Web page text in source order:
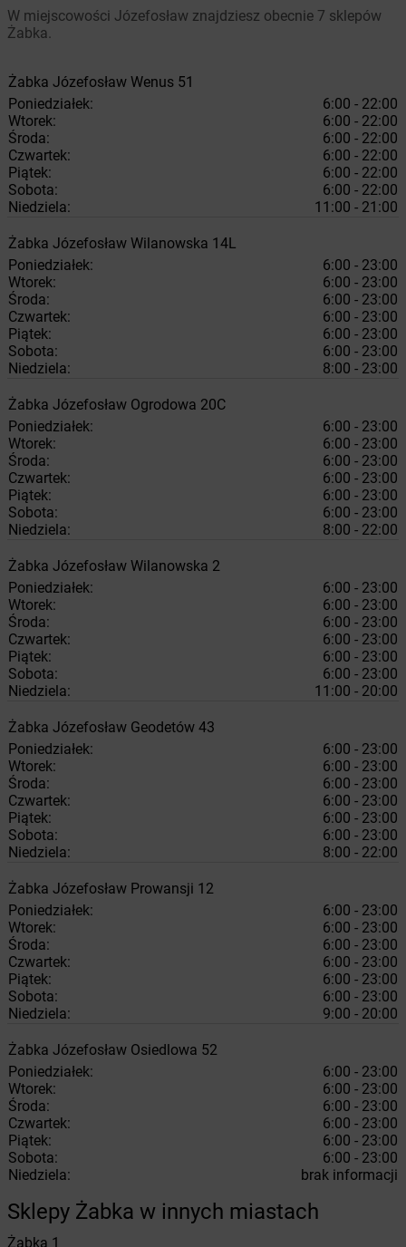
W miejscowości Józefosław znajdziesz obecnie 7 sklepów
Żabka.
Żabka Józefosław Wenus 51
Poniedziałek:
6:00 - 22:00
Wtorek:
6:00 - 22:00
Środa:
6:00 - 22:00
Czwartek:
6:00 - 22:00
Piątek:
6:00 - 22:00
Sobota:
6:00 - 22:00
Niedziela:
11:00 - 21:00
Żabka Józefosław Wilanowska 14L
Poniedziałek:
6:00 - 23:00
Wtorek:
6:00 - 23:00
Środa:
6:00 - 23:00
Czwartek:
6:00 - 23:00
Piątek:
6:00 - 23:00
Sobota:
6:00 - 23:00
Niedziela:
8:00 - 23:00
Żabka Józefosław Ogrodowa 20C
Poniedziałek:
6:00 - 23:00
Wtorek:
6:00 - 23:00
Środa:
6:00 - 23:00
Czwartek:
6:00 - 23:00
Piątek:
6:00 - 23:00
Sobota:
6:00 - 23:00
Niedziela:
8:00 - 22:00
Żabka Józefosław Wilanowska 2
Poniedziałek:
6:00 - 23:00
Wtorek:
6:00 - 23:00
Środa:
6:00 - 23:00
Czwartek:
6:00 - 23:00
Piątek:
6:00 - 23:00
Sobota:
6:00 - 23:00
Niedziela:
11:00 - 20:00
Żabka Józefosław Geodetów 43
Poniedziałek:
6:00 - 23:00
Wtorek:
6:00 - 23:00
Środa:
6:00 - 23:00
Czwartek:
6:00 - 23:00
Piątek:
6:00 - 23:00
Sobota:
6:00 - 23:00
Niedziela:
8:00 - 22:00
Żabka Józefosław Prowansji 12
Poniedziałek:
6:00 - 23:00
Wtorek:
6:00 - 23:00
Środa:
6:00 - 23:00
Czwartek:
6:00 - 23:00
Piątek:
6:00 - 23:00
Sobota:
6:00 - 23:00
Niedziela:
9:00 - 20:00
Żabka Józefosław Osiedlowa 52
Poniedziałek:
6:00 - 23:00
Wtorek:
6:00 - 23:00
Środa:
6:00 - 23:00
Czwartek:
6:00 - 23:00
Piątek:
6:00 - 23:00
Sobota:
6:00 - 23:00
Niedziela:
brak informacji
Sklepy Żabka w innych miastach
Żabka 1